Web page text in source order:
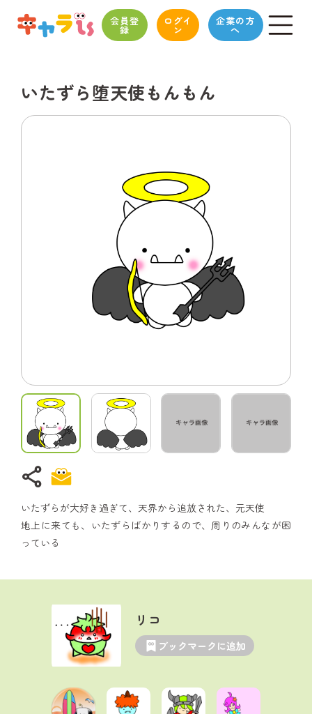
会員登
録
ログイ
ン
企業の方
へ
いたずら堕天使もんもん
share
いたずらが大好き過ぎて、天界から追放された、元天使
地上に来ても、いたずらばかりするので、周りのみんなが困
っている
リコ
ブックマークに追加